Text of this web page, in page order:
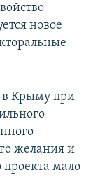
новое
в Крыму при
желания и
мало –